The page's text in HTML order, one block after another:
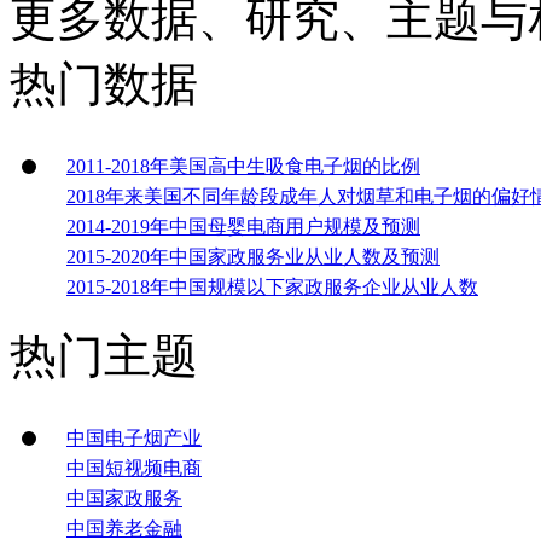
更多数据、研究、主题
热门数据
2011-2018年美国高中生吸食电子烟的比例
2018年来美国不同年龄段成年人对烟草和电子烟的偏好
2014-2019年中国母婴电商用户规模及预测
2015-2020年中国家政服务业从业人数及预测
2015-2018年中国规模以下家政服务企业从业人数
热门主题
中国电子烟产业
中国短视频电商
中国家政服务
中国养老金融